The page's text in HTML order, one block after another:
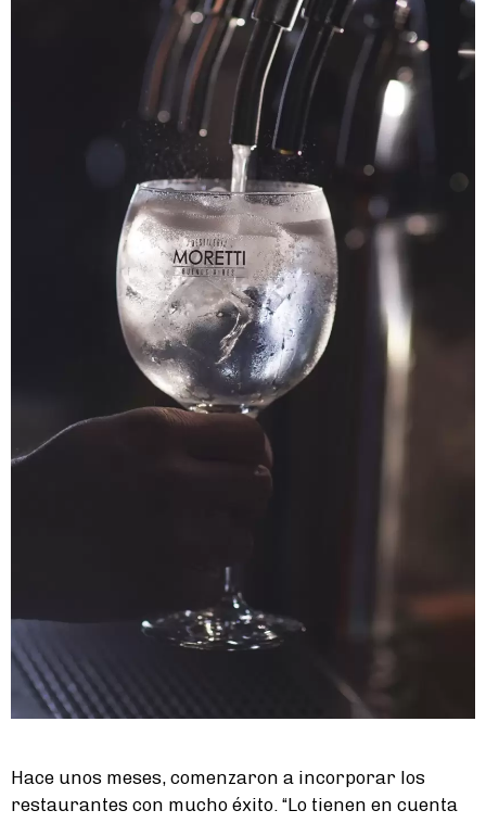
Hace unos meses, comenzaron a incorporar los
restaurantes con mucho éxito. “Lo tienen en cuenta